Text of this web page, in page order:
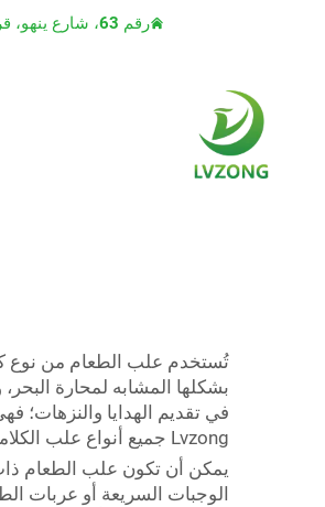
رقم 63، شارع ينهو، قرية شويشويكوي، بلدة تشياوتو، مدينة دونغقوان، مقاطعة قوانغدونغ
تُستخدم علب الطعام من نوع
بشكلها المشابه لمحارة
في تقديم الهدايا والنزهات؛
Lvzong جميع أنواع علب الكلامشيل، بما في ذلك
يمكن أن تكون علب الطعام ذات
الوجبات السريعة أو عربات